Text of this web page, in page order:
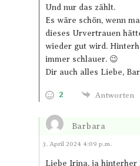
Und nur das zählt.
Es wäre schön, wenn
dieses Urvertrauen
wieder gut wird.
immer schlauer. 😉
Dir auch alles Liebe,
2 Antworten
Barbara
Antworten
3. April 2024 4:09 p.m.
Liebe Irina, ja hinterher